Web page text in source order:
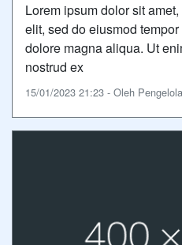
Lorem ipsum dolor sit
elit, sed do eiusmod
dolore magna aliqua. Ut
nostrud ex
15/01/2023 21:23 - Oleh